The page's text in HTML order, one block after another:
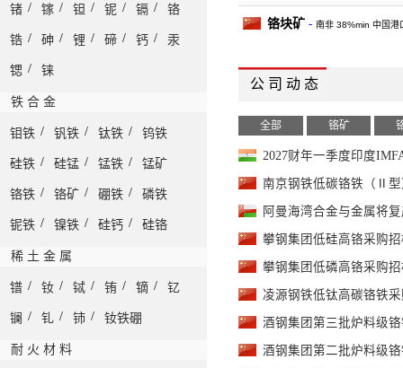
锗 / 镓 / 钽 / 铌 / 镉 / 铬
锆 / 砷 / 锂 / 碲 / 钙 / 汞
锶 / 铼
铁 合 金
钼铁 / 钒铁 / 钛铁 / 钨铁
硅铁 / 硅锰 / 锰铁 / 锰矿
铬铁 / 铬矿 / 硼铁 / 磷铁
铌铁 / 镍铁 / 硅钙 / 硅铬
稀 土 金 属
镨 / 钕 / 铽 / 铕 / 镝 / 钇
镧 / 钆 / 铈 / 钕铁硼
耐 火 材 料
铬块矿 - 南非 38%min 中国港
铬块矿 -土耳其 40%min 中国
氧化铬绿-99%min 中国出厂
金属铬-99%min 中国出厂
铬铁-南非 Cr 50%min, C
铬铁-南非 Cr 50%min, C
公 司 动 态
全部 铬矿
2027财年一季度印度
南京钢铁低碳铬铁（Ⅱ型
阿曼海湾合金与金属将
攀钢集团低硅高铬采购
攀钢集团低磷高铬采购
凌源钢铁低钛高碳铬铁
酒钢集团第三批炉料级
酒钢集团第二批炉料级